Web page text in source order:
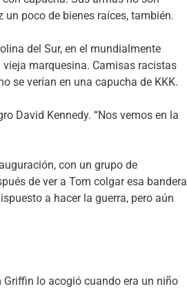
poco de bienes raíces, también.
del Sur, en el mundialmente
marquesina. Camisas racistas
se verían en una capucha de KKK.
David Kennedy. “Nos vemos en la
con un grupo de
de ver a Tom colgar esa bandera
a hacer la guerra, pero aún
Griffin lo acogió cuando era un niño